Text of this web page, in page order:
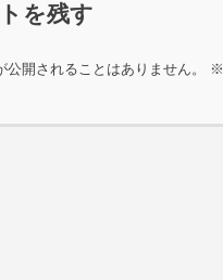
を残す
公開されることはありません。 ※